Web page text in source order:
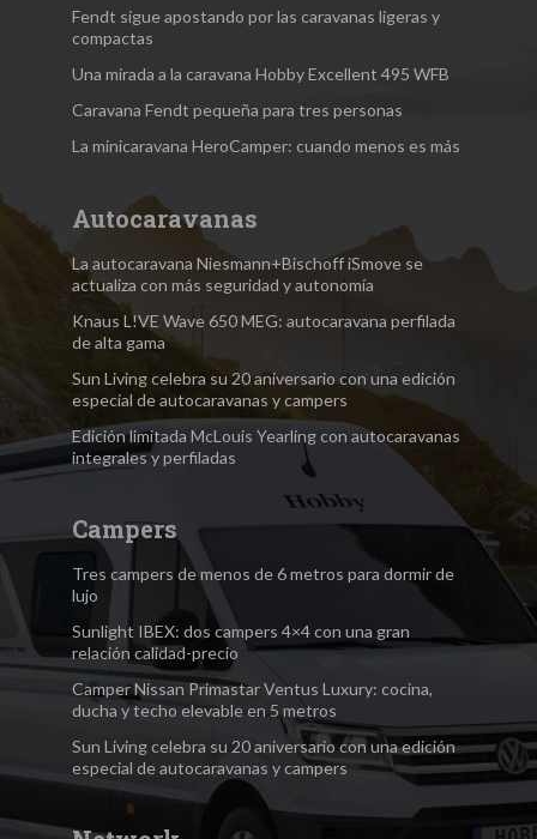
Fendt sigue apostando por las caravanas ligeras y
compactas
Una mirada a la caravana Hobby Excellent 495 WFB
Caravana Fendt pequeña para tres personas
La minicaravana HeroCamper: cuando menos es más
Autocaravanas
La autocaravana Niesmann+Bischoff iSmove se
actualiza con más seguridad y autonomía
Knaus L!VE Wave 650 MEG: autocaravana perfilada
de alta gama
Sun Living celebra su 20 aniversario con una edición
especial de autocaravanas y campers
Edición limitada McLouis Yearling con autocaravanas
integrales y perfiladas
Campers
Tres campers de menos de 6 metros para dormir de
lujo
Sunlight IBEX: dos campers 4×4 con una gran
relación calidad-precio
Camper Nissan Primastar Ventus Luxury: cocina,
ducha y techo elevable en 5 metros
Sun Living celebra su 20 aniversario con una edición
especial de autocaravanas y campers